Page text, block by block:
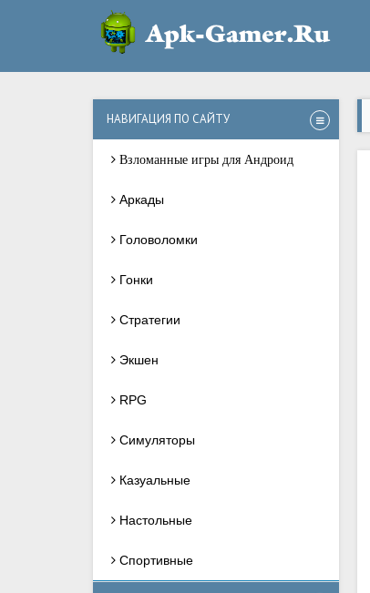
НАВИГАЦИЯ ПО САЙТУ
Взломанные игры для Андроид
Аркады
Головоломки
Гонки
Стратегии
Экшен
RPG
Симуляторы
Казуальные
Настольные
Спортивные